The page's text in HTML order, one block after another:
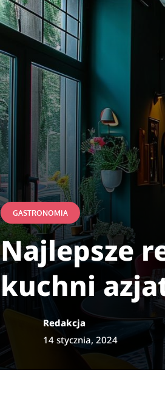
GASTRONOMIA
Najlepsze
kuchni
Redakcja
14 stycznia, 2024